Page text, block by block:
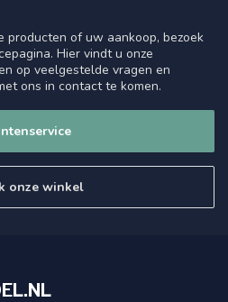
producten of uw aankoop, bezoek
Hier vindt u onze
op veelgestelde vragen en
ons in contact te komen.
onze winkel